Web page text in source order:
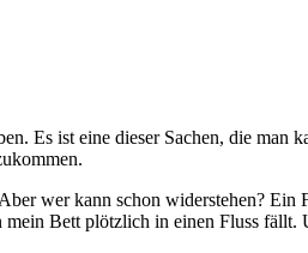
Es ist eine dieser Sachen, die man
wer kann schon widerstehen? Ein
Bett plötzlich in einen Fluss